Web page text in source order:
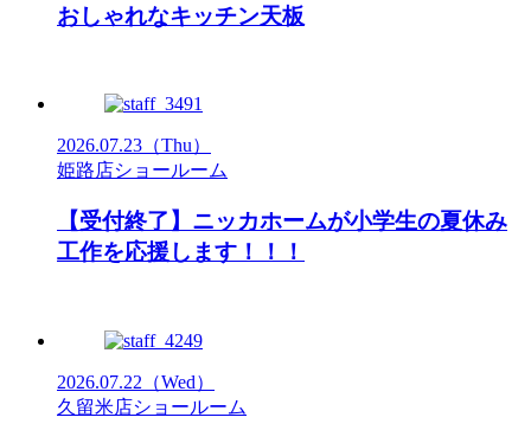
おしゃれなキッチン天板
2026.07.23 （Thu）
姫路店ショールーム
【受付終了】ニッカホームが小学生の夏休み
工作を応援します！！！
2026.07.22 （Wed）
久留米店ショールーム